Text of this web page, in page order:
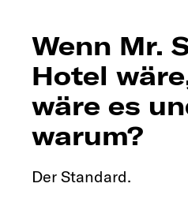
Wenn Mr.
Hotel
wäre es
warum?
Der Standard.